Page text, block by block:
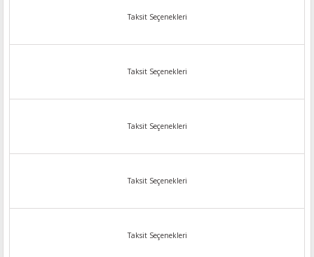
Taksit Seçenekleri
Taksit Seçenekleri
Taksit Seçenekleri
Taksit Seçenekleri
Taksit Seçenekleri